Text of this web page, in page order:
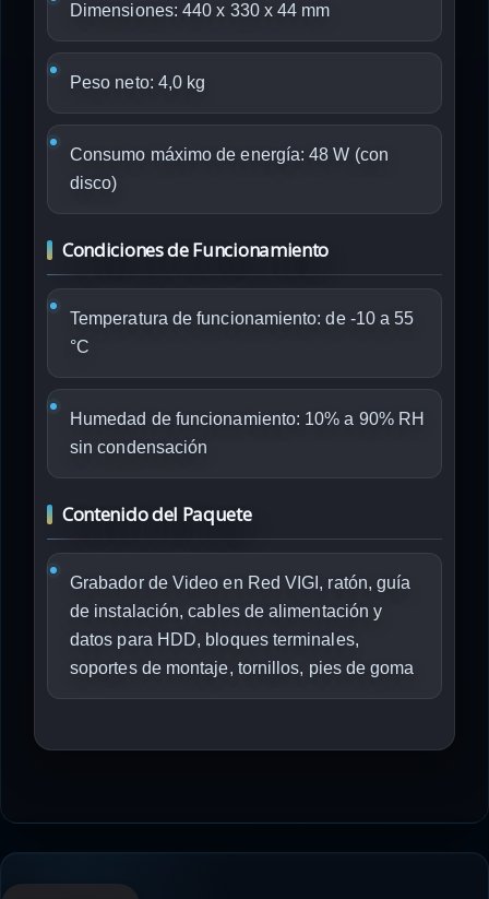
Dimensiones: 440 x 330 x 44 mm
Peso neto: 4,0 kg
Consumo máximo de energía: 48 W (con
disco)
Condiciones de Funcionamiento
Temperatura de funcionamiento: de -10 a 55
°C
Humedad de funcionamiento: 10% a 90% RH
sin condensación
Contenido del Paquete
Grabador de Video en Red VIGI, ratón, guía
de instalación, cables de alimentación y
datos para HDD, bloques terminales,
soportes de montaje, tornillos, pies de goma